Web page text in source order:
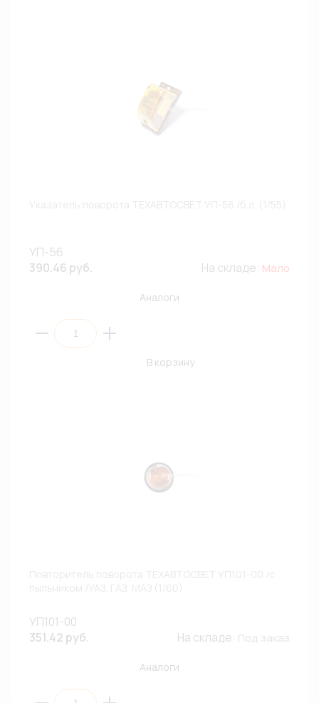
УП-56
390.46 руб.
На складе: Мало
Аналоги
В корзину
УП101-00
351.42 руб.
На складе:
Аналоги